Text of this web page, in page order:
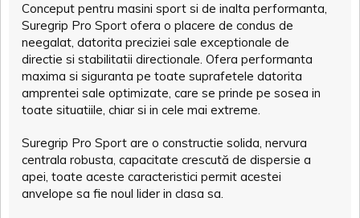
Conceput pentru masini sport si de inalta performanta,
Suregrip Pro Sport ofera o placere de condus de
neegalat, datorita preciziei sale exceptionale de
directie si stabilitatii directionale. Ofera performanta
maxima si siguranta pe toate suprafetele datorita
amprentei sale optimizate, care se prinde pe sosea in
toate situatiile, chiar si in cele mai extreme.
Suregrip Pro Sport are o constructie solida, nervura
centrala robusta, capacitate crescută de dispersie a
apei, toate aceste caracteristici permit acestei
anvelope sa fie noul lider in clasa sa.